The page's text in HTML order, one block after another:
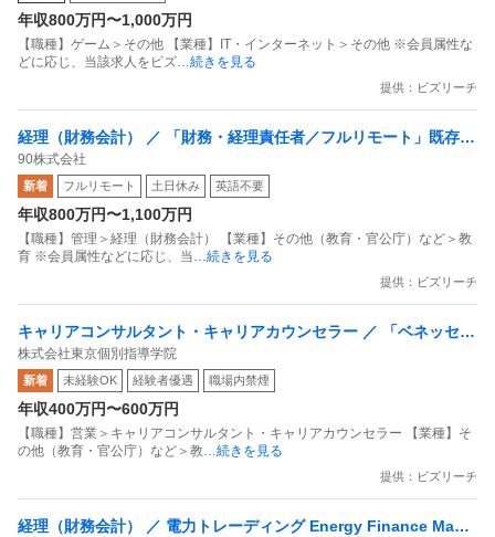
年収800万円〜1,000万円
【職種】ゲーム＞その他 【業種】IT・インターネット＞その他 ※会員属性な
どに応じ、当該求人をビズ…続きを見る
提供：ビズリーチ
経理（財務会計） ／ 「財務・経理責任者／フルリモート」既存の
英語教育の常識を覆す事業を財務・経理面から加速する／財務・
経理責任者（CFO候補）募集
90株式会社
新着 フルリモート 土日休み 英語不要
年収800万円〜1,100万円
【職種】管理＞経理（財務会計） 【業種】その他（教育・官公庁）など＞教
育 ※会員属性などに応じ、当…続きを見る
提供：ビズリーチ
キャリアコンサルタント・キャリアカウンセラー ／ 「ベネッセ高
等学院中等部」キャンパス長／副キャンパス長候補 ～新規事業の
立ち上げ・拡大を牽引し／生徒の未来を創造する教育プロフェッ
ショナル～
株式会社東京個別指導学院
新着 未経験OK 経験者優遇 職場内禁煙
年収400万円〜600万円
【職種】営業＞キャリアコンサルタント・キャリアカウンセラー 【業種】そ
の他（教育・官公庁）など＞教…続きを見る
提供：ビズリーチ
経理（財務会計） ／ 電力トレーディング Energy Finance Mana